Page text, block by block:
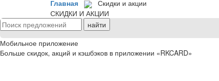
Главная
Скидки и акции
СКИДКИ И АКЦИИ
Мобильное приложение
Больше скидок, акций и кэшбэков в приложении «RKCARD»